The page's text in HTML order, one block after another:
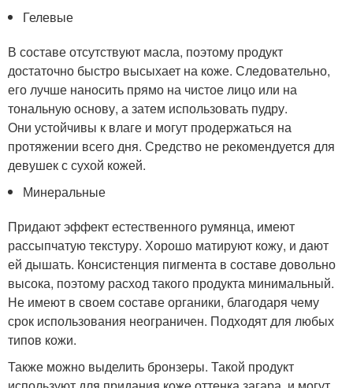
Гелевые
В составе отсутствуют масла, поэтому продукт
достаточно быстро высыхает на коже. Следовательно,
его лучше наносить прямо на чистое лицо или на
тональную основу, а затем использовать пудру.
Они устойчивы к влаге и могут продержаться на
протяжении всего дня. Средство не рекомендуется для
девушек с сухой кожей.
Минеральные
Придают эффект естественного румянца, имеют
рассыпчатую текстуру. Хорошо матируют кожу, и дают
ей дышать. Консистенция пигмента в составе довольно
высока, поэтому расход такого продукта минимальный.
Не имеют в своем составе органики, благодаря чему
срок использования неограничен. Подходят для любых
типов кожи.
Также можно выделить бронзеры. Такой продукт